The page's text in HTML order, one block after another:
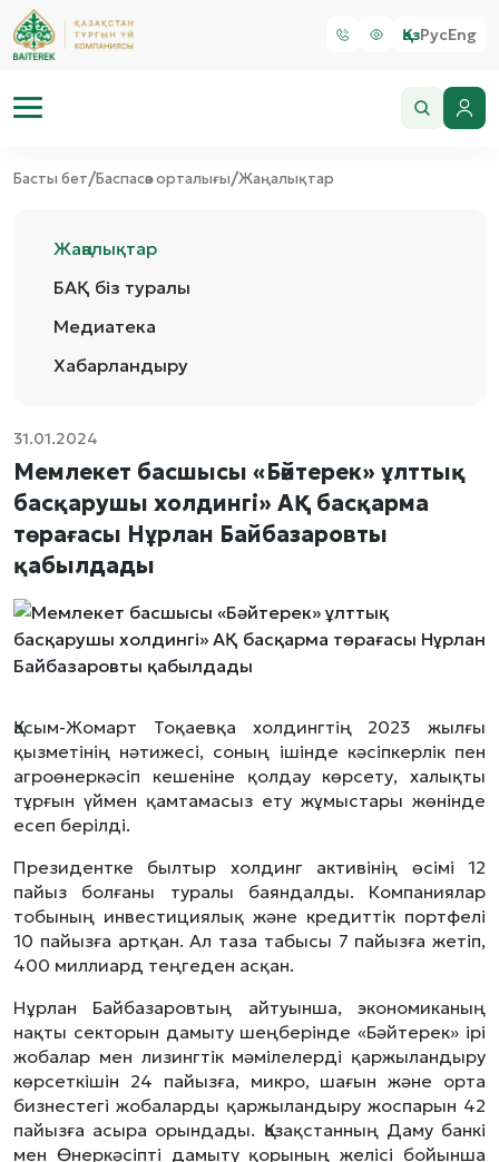
ҚазРусEng
Басты бет/Баспасөз орталығы/Жаңалықтар
Жаңалықтар
БАҚ біз туралы
Медиатека
Хабарландыру
31.01.2024
Мемлекет басшысы «Бәйтерек» ұлттық
басқарушы холдингі» АҚ басқарма
төрағасы Нұрлан Байбазаровты
қабылдады
Қасым-Жомарт Тоқаевқа холдингтің 2023 жылғы
қызметінің нәтижесі, соның ішінде кәсіпкерлік пен
агроөнеркәсіп кешеніне қолдау көрсету, халықты
тұрғын үймен қамтамасыз ету жұмыстары жөнінде
есеп берілді.
Президентке былтыр холдинг активінің өсімі 12
пайыз болғаны туралы баяндалды. Компаниялар
тобының инвестициялық және кредиттік портфелі
10 пайызға артқан. Ал таза табысы 7 пайызға жетіп,
400 миллиард теңгеден асқан.
Нұрлан Байбазаровтың айтуынша, экономиканың
нақты секторын дамыту шеңберінде «Бәйтерек» ірі
жобалар мен лизингтік мәмілелерді қаржыландыру
көрсеткішін 24 пайызға, микро, шағын және орта
бизнестегі жобаларды қаржыландыру жоспарын 42
пайызға асыра орындады. Қазақстанның Даму банкі
мен Өнеркәсіпті дамыту қорының желісі бойынша